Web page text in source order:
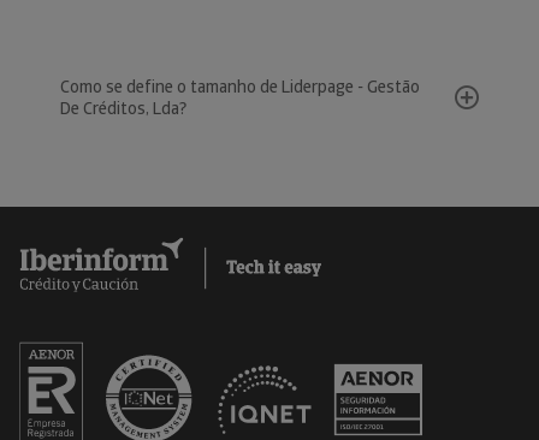
Como se define o tamanho de Liderpage - Gestão
De Créditos, Lda?